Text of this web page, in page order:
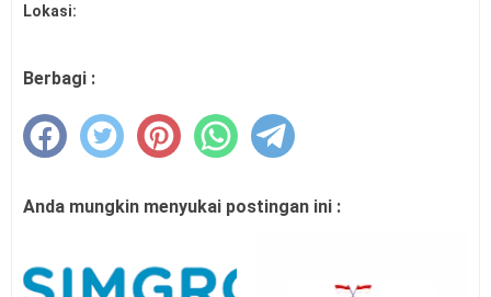
Lokasi:
Berbagi :
Anda mungkin menyukai postingan ini :